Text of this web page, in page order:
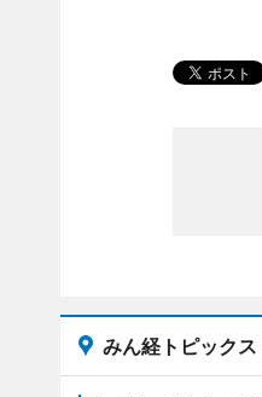
みん経トピックス